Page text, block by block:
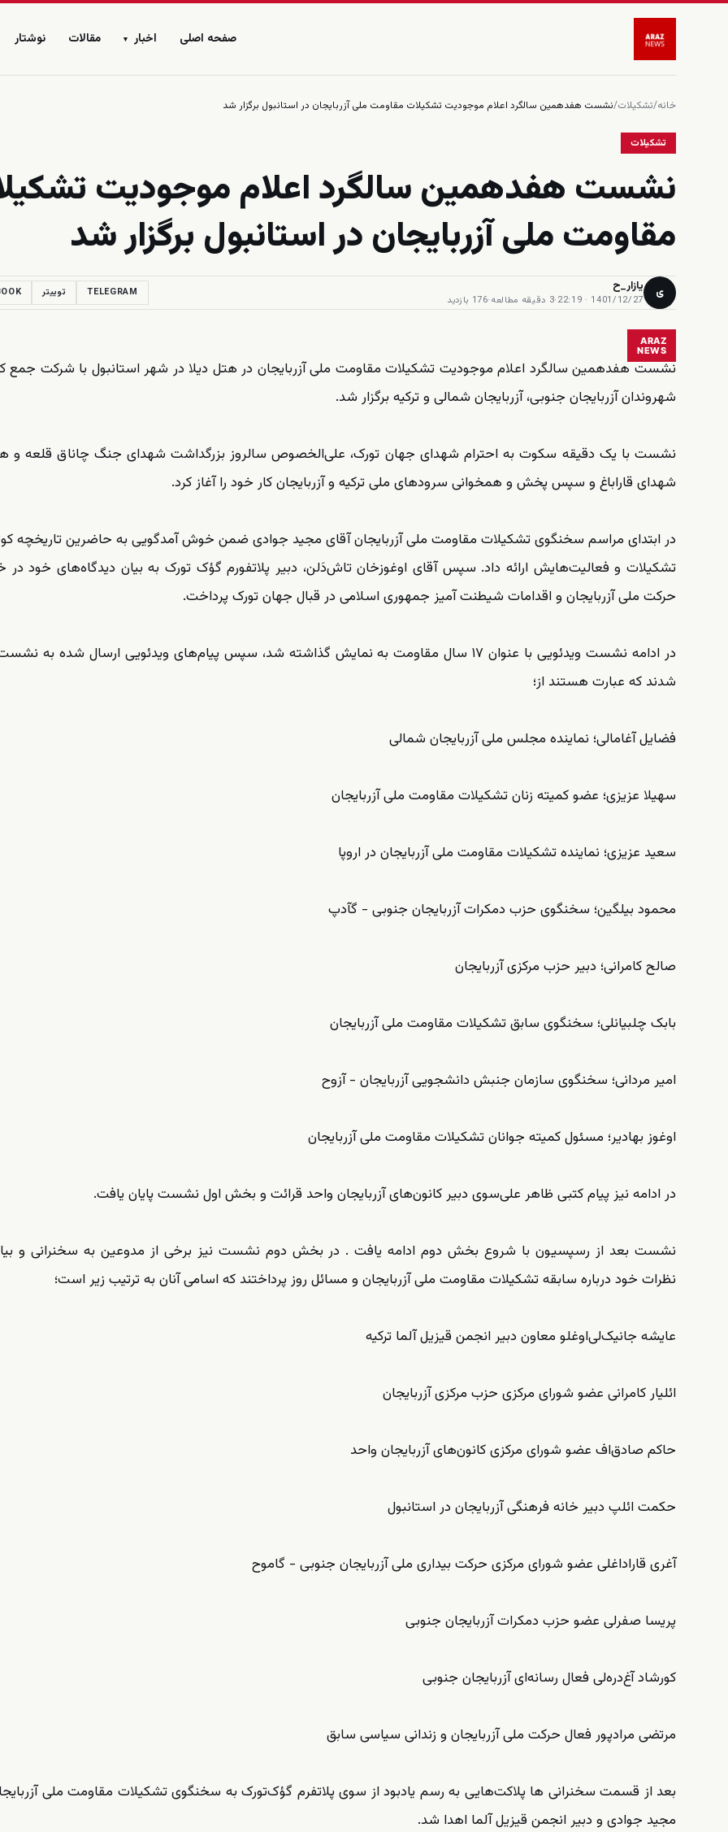
صفحه اصلی اخبار ▾ مقالات نوشتار
خانه/تشکیلات/نشست هفدهمین سالگرد اعلام موجودیت تشکیلات مقاومت ملی آزربایجان در استانبول برگزار شد
تشکیلات
نشست هفدهمین سالگرد اعلام موجودیت
مقاومت ملی آزربایجان در استانبول برگزار شد
ی یازار_ح
1401/12/27 · 22:19
·3 دقیقه مطالعه ·176 بازدید
TELEGRAM توییتر
ARAZ
NEWS
نشست هفدهمین سالگرد اعلام موجودیت تشکیلات مقاومت ملی آزربایجان در هتل دیلا در شهر استانبول با شرکت جمع
شهروندان آزربایجان جنوبی، آزربایجان شمالی و ترکیه برگزار شد.
نشست با یک دقیقه سکوت به احترام شهدای جهان تورک، علی‌الخصوص سالروز بزرگداشت شهدای جنگ چاناق قلعه و
شهدای قاراباغ و سپس پخش و همخوانی سرودهای ملی ترکیه و آزربایجان کار خود را آغاز کرد.
در ابتدای مراسم سخنگوی تشکیلات مقاومت ملی آزربایجان آقای مجید جوادی ضمن خوش آمدگویی به حاضرین تاریخچه
تشکیلات و فعالیت‌هایش ارائه داد. سپس آقای اوغوزخان تاش‌دَلن، دبیر پلاتفورم گؤک تورک به بیان دیدگاه‌های خود
حرکت ملی آزربایجان و اقدامات شیطنت آمیز جمهوری اسلامی در قبال جهان تورک پرداخت.
در ادامه نشست ویدئویی با عنوان ۱۷ سال مقاومت به نمایش گذاشته شد، سپس پیام‌های ویدئویی ارسال شده
شدند که عبارت هستند از؛
فضایل آغامالی؛ نماینده مجلس ملی آزربایجان شمالی
سهیلا عزیزی؛ عضو کمیته زنان تشکیلات مقاومت ملی آزربایجان
سعید عزیزی؛ نماینده تشکیلات مقاومت ملی آزربایجان در اروپا
محمود بیلگین؛ سخنگوی حزب دمکرات آزربایجان جنوبی - گآدپ
صالح کامرانی؛ دبیر حزب مرکزی آزربایجان
بابک چلبیانلی؛ سخنگوی سابق تشکیلات مقاومت ملی آزربایجان
امیر مردانی؛ سخنگوی سازمان جنبش دانشجویی آزربایجان - آزوح
اوغوز بهادیر‌؛ مسئول کمیته جوانان تشکیلات مقاومت ملی آزربایجان
در ادامه نیز پیام کتبی ظاهر علی‌سوی دبیر کانون‌های آزربایجان واحد قرائت و بخش اول نشست پایان یافت.
نشست بعد از رسپسیون با شروع بخش دوم ادامه یافت . در بخش دوم نشست نیز برخی از مدوعین به سخنرانی و
نظرات خود درباره سابقه تشکیلات مقاومت ملی آزربایجان و مسائل روز پرداختند که اسامی آنان به ترتیب زیر است؛
عایشه جانیک‌لی‌‌اوغلو معاون دبیر انجمن قیزیل آلما ترکیه
ائلیار کامرانی عضو شورای مرکزی حزب مرکزی آزربایجان
حاکم صادق‌اف عضو شورای مرکزی کانون‌های آزربایجان واحد
حکمت ائلپ‌ دبیر خانه فرهنگی آزربایجان در استانبول
آغری قاراداغلی عضو شورای مرکزی حرکت بیداری ملی آزربایجان جنوبی - گاموح
پریسا صفرلی عضو حزب دمکرات آزربایجان جنوبی
کورشاد آغ‌دره‌لی فعال رسانه‌ای آزربایجان جنوبی
مرتضی مرادپور فعال حرکت ملی آزربایجان و زندانی سیاسی سابق
بعد از قسمت سخنرانی ها پلاکت‌هایی به رسم یادبود از سوی پلاتفرم گؤک‌تورک به سخنگوی تشکیلات مقاومت ملی
مجید جوادی و دبیر انجمن قیزیل آلما اهدا شد.